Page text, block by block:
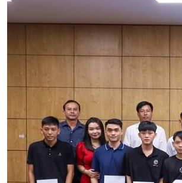
Thơ luôn quan tâm, đồng hành và tạo mọi điều
chọn để tham gia khóa đào tạo sĩ quan dự bị.
Khoa Giáo dục Thể chất vinh dự có 02 sinh
Thông qua khóa đào tạo này, Nhà trường mong
Một số hình ảnh của buổi lễ: